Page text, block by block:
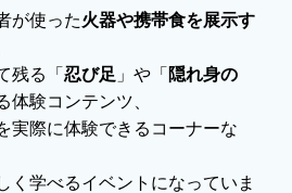
が使った火器や携帯食を展示す
残る「忍び足 」や「隠れ身の
体験コンテンツ、
実際に体験できるコーナーな
く学べるイベントになっていま